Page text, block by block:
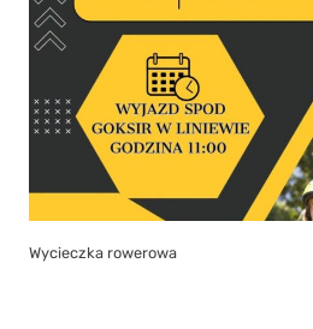
Wycieczka rowerowa